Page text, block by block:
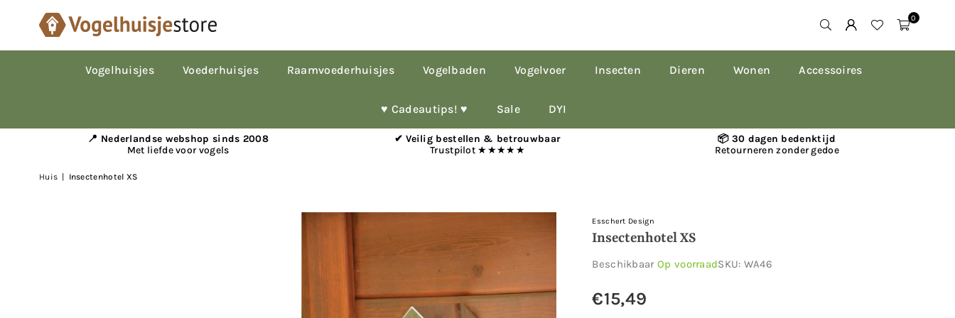
0
Vogelhuisjes Voederhuisjes Raamvoederhuisjes Vogelbaden Vogelvoer Insecten Dieren Wonen Accessoires
♥︎ Cadeautips! ♥︎ Sale DYI
📍 Nederlandse webshop sinds 2008
Met liefde voor vogels
✔ Veilig bestellen & betrouwbaar
Trustpilot ★★★★★
📦 30 dagen bedenktijd
Retourneren zonder gedoe
Huis Insectenhotel XS
Esschert Design
Insectenhotel XS
Beschikbaar Op voorraadSKU: WA46
Normale
€15,49